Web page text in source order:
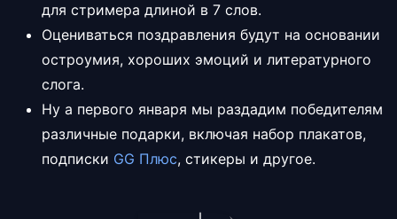
для стримера длиной в 7 слов.
Оцениваться поздравления будут на основании
остроумия, хороших эмоций и литературного
слога.
Ну а первого января мы раздадим победителям
различные подарки, включая набор плакатов,
подписки GG Плюс, стикеры и другое.